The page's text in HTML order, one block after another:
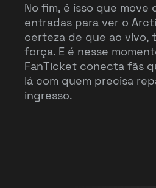
No fim, é isso que move
entradas para ver o
certeza de que ao vivo,
força. E é nesse
FanTicket conecta fãs
lá com quem precisa
ingresso.